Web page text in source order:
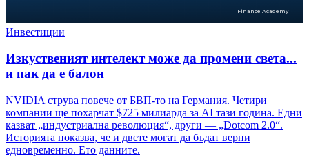
Finance Academy
Инвестиции
Изкуственият интелект може да промени света...
и пак да е балон
NVIDIA струва повече от БВП-то на Германия. Четири
компании ще похарчат $725 милиарда за AI тази година. Едни
казват „индустриална революция“, други — „Dotcom 2.0“.
Историята показва, че и двете могат да бъдат верни
едновременно. Ето данните.